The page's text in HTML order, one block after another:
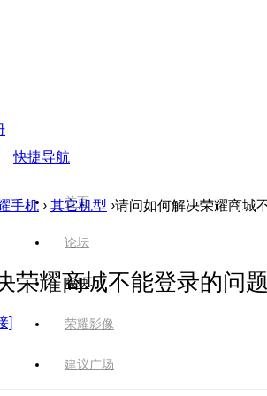
快捷导航
首页
论坛
版块
荣耀影像
建议广场
手机 › 其它机型 ›请问如何解决荣耀商城
荣耀商城不能登录的问题
]